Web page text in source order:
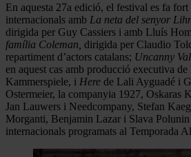
En aquesta 27a edició, el festival es fa
internacionals amb La neta del senyor
dirigida per Guy Cassiers i amb Lluís
família Coleman, dirigida per Claudio
repartiment d’actors catalans; Uncanny
en aquest cas amb producció executiva
Kammerspiele, i Here de Lali Ayguadé i
Ostermeier, la companyia 1927, Oskaras
Jan Lauwers i Needcompany, Stefan
Morganti, Benjamin Lazar i Slava Polunin
internacionals programats al Temporada